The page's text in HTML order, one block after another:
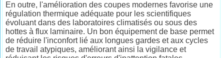
En outre, l'amélioration des coupes modernes favorise une
régulation thermique adéquate pour les scientifiques
évoluant dans des laboratoires climatisés ou sous des
hottes à flux laminaire. Un bon équipement de base permet
de réduire l'inconfort lié aux longues gardes et aux cycles
de travail atypiques, améliorant ainsi la vigilance et